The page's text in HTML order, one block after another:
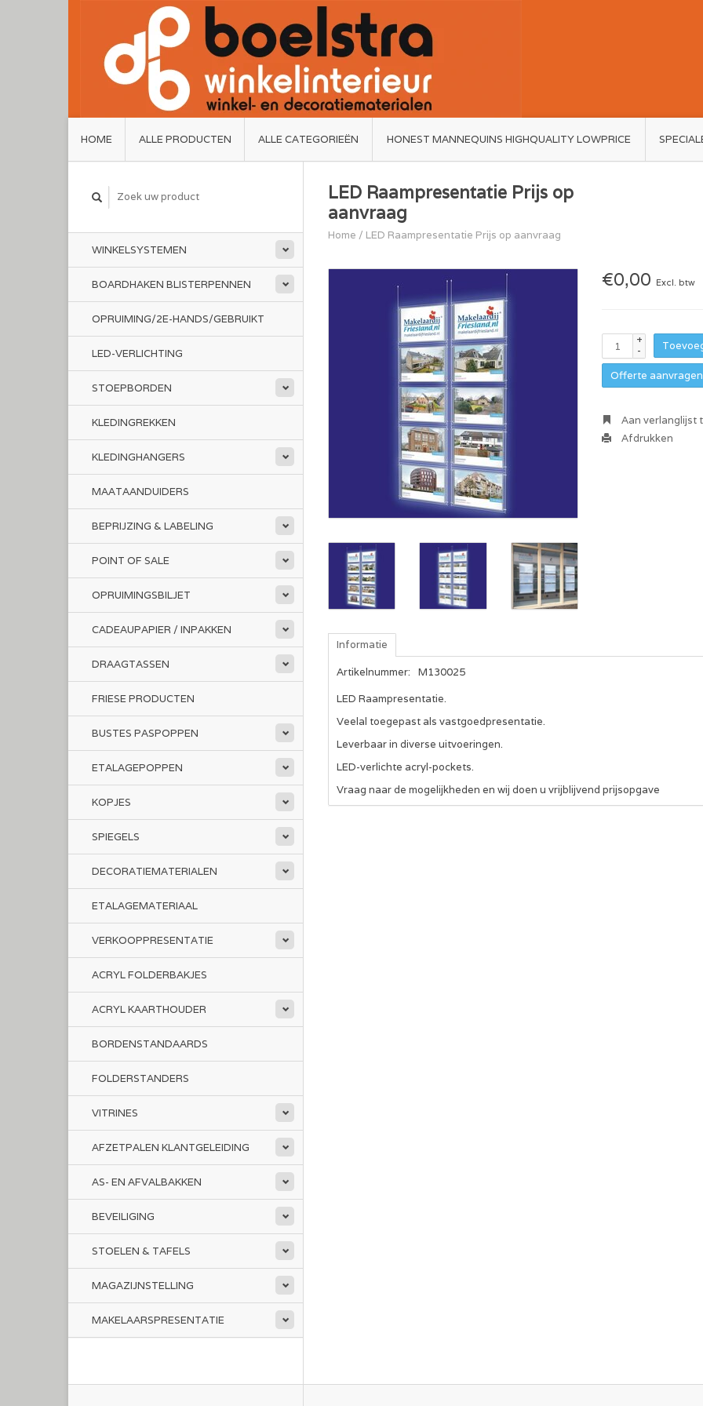
HOME ALLE PRODUCTEN ALLE CATEGORIEËN HONEST MANNEQUINS HIGHQUALITY LOWPRICE
WINKELSYSTEMEN
BOARDHAKEN BLISTERPENNEN
OPRUIMING/2E-HANDS/GEBRUIKT
LED-VERLICHTING
STOEPBORDEN
KLEDINGREKKEN
KLEDINGHANGERS
MAATAANDUIDERS
BEPRIJZING & LABELING
POINT OF SALE
OPRUIMINGSBILJET
CADEAUPAPIER / INPAKKEN
DRAAGTASSEN
FRIESE PRODUCTEN
BUSTES PASPOPPEN
ETALAGEPOPPEN
KOPJES
SPIEGELS
DECORATIEMATERIALEN
ETALAGEMATERIAAL
VERKOOPPRESENTATIE
ACRYL FOLDERBAKJES
ACRYL KAARTHOUDER
BORDENSTANDAARDS
FOLDERSTANDERS
VITRINES
AFZETPALEN KLANTGELEIDING
AS- EN AFVALBAKKEN
BEVEILIGING
STOELEN & TAFELS
MAGAZIJNSTELLING
MAKELAARSPRESENTATIE
LED Raampresentatie Prijs op
aanvraag
Home / LED Raampresentatie Prijs op aanvraag
€0,00 Excl. btw
+
-
Offerte
Aan verlanglijst
Afdrukken
Informatie
Artikelnummer:
M130025
LED Raampresentatie.
Veelal toegepast als vastgoedpresentatie.
Leverbaar in diverse uitvoeringen.
LED-verlichte acryl-pockets.
Vraag naar de mogelijkheden en wij doen u vrijblijvend prijsopgave